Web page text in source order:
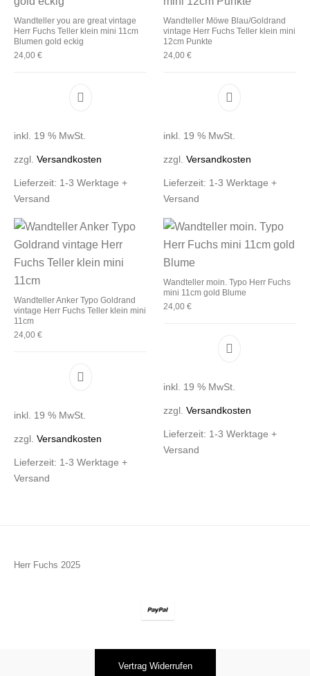
Wandteller you are great vintage
Herr Fuchs Teller klein mini 11cm
Blumen gold eckig
24,00€
inkl. 19 % MwSt.
zzgl.Versandkosten
Lieferzeit: 1-3 Werktage +
Versand
Wandteller Möwe Blau/Goldrand
vintage Herr Fuchs Teller klein mini
12cm Punkte
24,00 €
inkl. 19 % MwSt.
zzgl. Versandkosten
Lieferzeit: 1-3 Werktage +
Versand
Wandteller Anker Typo Goldrand
vintage Herr Fuchs Teller klein mini
11cm
24,00€
inkl. 19 % MwSt.
zzgl.Versandkosten
Lieferzeit: 1-3 Werktage +
Versand
Wandteller moin. Typo Herr Fuchs
mini 11cm gold Blume
24,00 €
inkl. 19 % MwSt.
zzgl. Versandkosten
Lieferzeit: 1-3 Werktage +
Versand
Herr Fuchs 2025
Vertrag Widerrufen